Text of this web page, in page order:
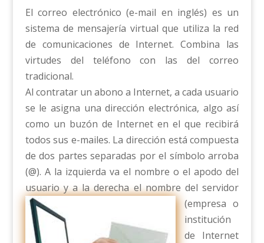
El correo electrónico (e-mail en inglés) es un
sistema de mensajería virtual que utiliza la red
de comunicaciones de Internet. Combina las
virtudes del teléfono con las del correo
tradicional.
Al contratar un abono a Internet, a cada usuario
se le asigna una dirección electrónica, algo así
como un buzón de Internet en el que recibirá
todos sus e-mailes. La dirección está compuesta
de dos partes separadas por el símbolo arroba
(@). A la izquierda va el nombre o el apodo del
usuario y a la derechael nombre del servidor
(empresa o
institución
de Internet